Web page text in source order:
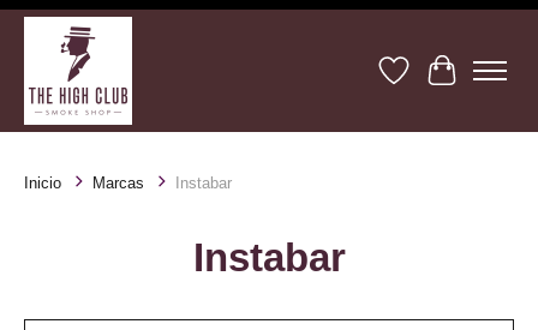
Lista de deseos
Cesta
Inicio Marcas Instabar
Instabar